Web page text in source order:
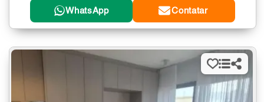
WhatsApp Contatar